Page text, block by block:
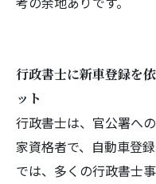
行政書士に新車登録を
ット
行政書士は、官公署へ
家資格者で、自動車登
では、多くの行政書士